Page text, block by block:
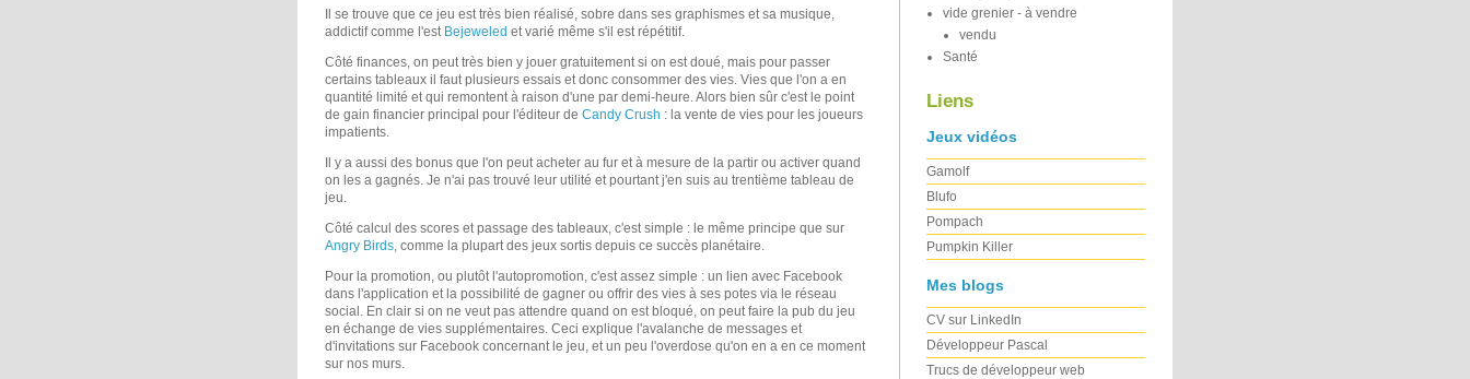
Il se trouve que ce jeu est très bien réalisé, sobre dans ses graphismes et sa musique,
addictif comme l'est Bejeweled et varié même s'il est répétitif.
Côté finances, on peut très bien y jouer gratuitement si on est doué, mais pour passer
certains tableaux il faut plusieurs essais et donc consommer des vies. Vies que l'on a en
quantité limité et qui remontent à raison d'une par demi-heure. Alors bien sûr c'est le point
de gain financier principal pour l'éditeur de Candy Crush : la vente de vies pour les joueurs
impatients.
Il y a aussi des bonus que l'on peut acheter au fur et à mesure de la partir ou activer quand
on les a gagnés. Je n'ai pas trouvé leur utilité et pourtant j'en suis au trentième tableau de
jeu.
Côté calcul des scores et passage des tableaux, c'est simple : le même principe que sur
Angry Birds , comme la plupart des jeux sortis depuis ce succès planétaire.
Pour la promotion, ou plutôt l'autopromotion, c'est assez simple : un lien avec Facebook
dans l'application et la possibilité de gagner ou offrir des vies à ses potes via le réseau
social. En clair si on ne veut pas attendre quand on est bloqué, on peut faire la pub du jeu
en échange de vies supplémentaires. Ceci explique l'avalanche de messages et
d'invitations sur Facebook concernant le jeu, et un peu l'overdose qu'on en a en ce moment
sur nos murs.
vide grenier - à vendre
vendu
Santé
Liens
Jeux vidéos
Gamolf
Blufo
Pompach
Pumpkin Killer
Mes blogs
CV sur LinkedIn
Développeur Pascal
Trucs de développeur web